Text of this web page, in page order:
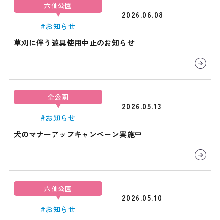
六仙公園
#お知らせ
2026.06.08
草刈に伴う遊具使用中止のお知らせ
全公園
#お知らせ
2026.05.13
犬のマナーアップキャンペーン実施中
六仙公園
#お知らせ
2026.05.10